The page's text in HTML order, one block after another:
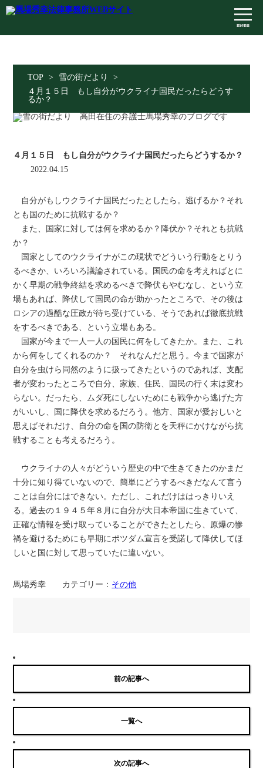
menu
TOP > 雪の街だより
>
４月１５日 もし自分がウクライナ国民だったらどうす
るか？
４月１５日 もし自分がウクライナ国民だったらどうするか？
2022.04.15
自分がもしウクライナ国民だったとしたら。逃げるか？それ
とも国のために抗戦するか？
また、国家に対しては何を求めるか？降伏か？それとも抗戦
か？
国家としてのウクライナがこの現状でどういう行動をとりう
るべきか、いろいろ議論されている。国民の命を考えればとに
かく早期の戦争終結を求めるべきで降伏もやむなし、という立
場もあれば、降伏して国民の命が助かったところで、その後は
ロシアの過酷な圧政が待ち受けている、そうであれば徹底抗戦
をするべきである、という立場もある。
国家が今まで一人一人の国民に何をしてきたか。また、これ
から何をしてくれるのか？ それなんだと思う。今まで国家が
自分を虫けら同然のように扱ってきたというのであれば、支配
者が変わったところで自分、家族、住民、国民の行く末は変わ
らない。だったら、ムダ死にしないためにも戦争から逃げた方
がいいし、国に降伏を求めるだろう。他方、国家が愛おしいと
思えばそれだけ、自分の命を国の防衛とを天秤にかけながら抗
戦することも考えるだろう。
ウクライナの人々がどういう歴史の中で生きてきたのかまだ
十分に知り得ていないので、簡単にどうするべきだなんて言う
ことは自分にはできない。ただし、これだけははっきりいえ
る。過去の１９４５年８月に自分が大日本帝国に生きていて、
正確な情報を受け取っていることができたとしたら、原爆の惨
禍を避けるためにも早期にポツダム宣言を受諾して降伏してほ
しいと国に対して思っていたに違いない。
馬場秀幸 カテゴリー： その他
前の記事へ
一覧へ
次の記事へ